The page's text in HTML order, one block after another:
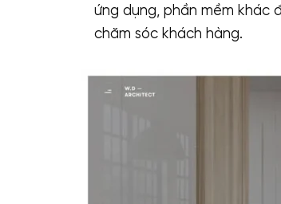
ứng dụng, phần mềm
chăm sóc khách hàng.